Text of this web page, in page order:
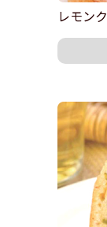
レモン